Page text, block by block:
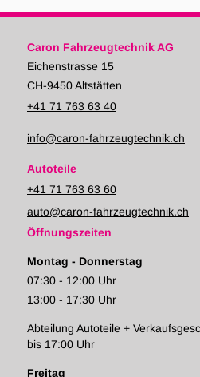
Caron Fahrzeugtechnik AG
Eichenstrasse 15
CH-9450 Altstätten
+41 71 763 63 40
info@caron-fahrzeugtechnik.ch
Autoteile
+41 71 763 63 60
auto@caron-fahrzeugtechnik.ch
Öffnungszeiten
Montag - Donnerstag
07:30 - 12:00 Uhr
13:00 - 17:30 Uhr
Abteilung Autoteile +
bis 17:00 Uhr
Freitag